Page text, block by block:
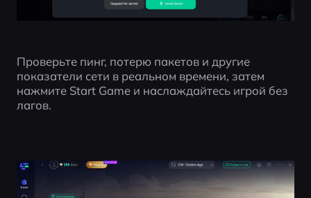
Проверьте пинг, потерю пакетов и другие
показатели сети в реальном времени, затем
нажмите Start Game и наслаждайтесь игрой без
лагов.